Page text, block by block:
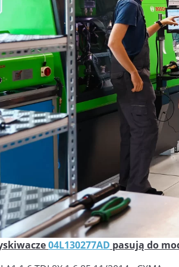
04L130277AD pasują do